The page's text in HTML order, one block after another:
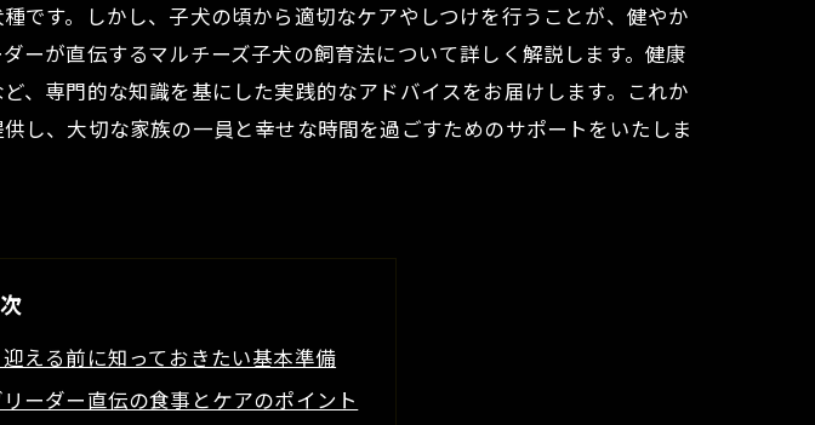
です。しかし、子犬の頃から適切なケアやしつけを行うことが、健やか
ーが直伝するマルチーズ子犬の飼育法について詳しく解説します。健康
、専門的な知識を基にした実践的なアドバイスをお届けします。これか
し、大切な家族の一員と幸せな時間を過ごすためのサポートをいたしま
える前に知っておきたい基本準備
ーダー直伝の食事とケアのポイント